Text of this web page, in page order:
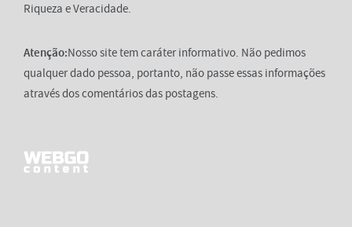
Riqueza e Veracidade.
Atenção:Nosso site tem caráter informativo. Não pedimos
qualquer dado pessoa, portanto, não passe essas informações
através dos comentários das postagens.